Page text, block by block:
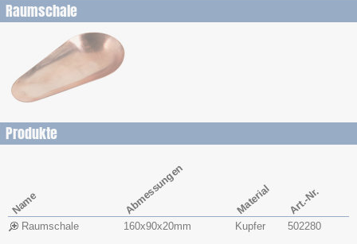
Raumschale
Produkte
Name Abmessungen Material Art.-Nr.
Raumschale 160x​90x​20mm Kupfer 502280